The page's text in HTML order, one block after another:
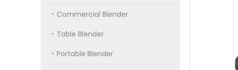
Commercial Blender
Table Blender
Portable Blender